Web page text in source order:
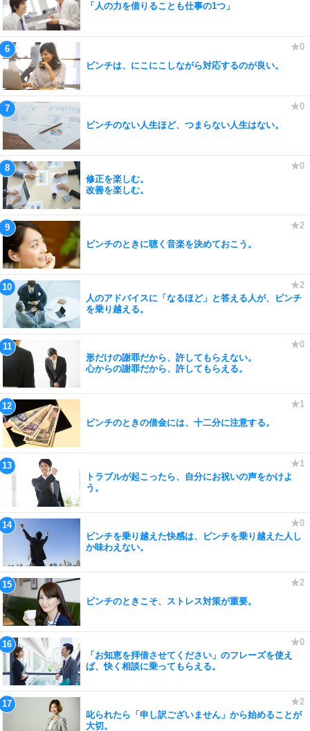
「人の力を借りることも仕事の1つ」
ピンチは、にこにこしながら対応するのが良い。
ピンチのない人生ほど、つまらない人生はない。
修正を楽しむ。
改善を楽しむ。
ピンチのときに聴く音楽を決めておこう。
人のアドバイスに「なるほど」と答える人が、ピンチ
を乗り越える。
形だけの謝罪だから、許してもらえない。
心からの謝罪だから、許してもらえる。
ピンチのときの借金には、十二分に注意する。
トラブルが起こったら、自分にお祝いの声をかけよ
う。
ピンチを乗り越えた快感は、ピンチを乗り越えた人し
か味わえない。
ピンチのときこそ、ストレス対策が重要。
「お知恵を拝借させてください」のフレーズを使え
ば、快く相談に乗ってもらえる。
叱られたら「申し訳ございません」から始めることが
大切。